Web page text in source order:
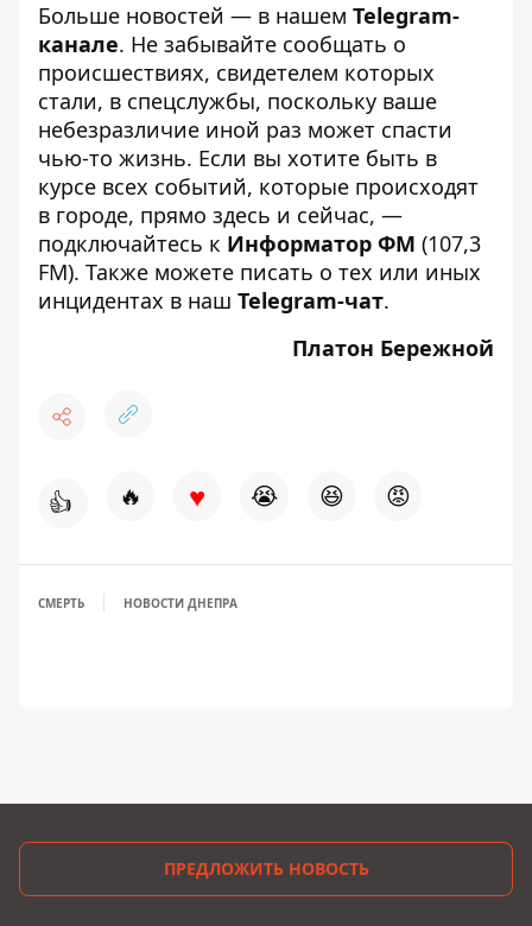
Больше новостей — в нашем Telegram-
канале. Не забывайте сообщать о
происшествиях, свидетелем которых
стали, в спецслужбы, поскольку ваше
небезразличие иной раз может спасти
чью-то жизнь. Если вы хотите быть в
курсе всех событий, которые происходят
в городе, прямо здесь и сейчас, —
подключайтесь к Информатор ФМ (107,3
FM). Также можете писать о тех или иных
инцидентах в наш Telegram-чат.
Платон Бережной
👍 🔥 ♥ 😭 😆 😡
СМЕРТЬ НОВОСТИ ДНЕПРА
ПРЕДЛОЖИТЬ НОВОСТЬ